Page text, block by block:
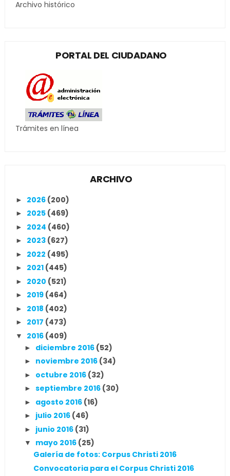
Archivo histórico
PORTAL DEL CIUDADANO
Trámites en línea
ARCHIVO
► 2026 (200)
► 2025 (469)
► 2024 (460)
► 2023 (627)
► 2022 (495)
► 2021 (445)
► 2020 (521)
► 2019 (464)
► 2018 (402)
► 2017 (473)
▼ 2016 (409)
► diciembre 2016 (52)
► noviembre 2016 (34)
► octubre 2016 (32)
► septiembre 2016 (30)
► agosto 2016 (16)
► julio 2016 (46)
► junio 2016 (31)
▼ mayo 2016 (25)
Galería de fotos: Corpus Christi 2016
Convocatoria para el Corpus Christi 2016